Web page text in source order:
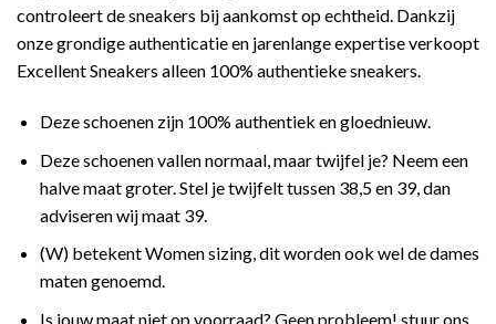
controleert de sneakers bij aankomst op echtheid. Dankzij
onze grondige authenticatie en jarenlange expertise verkoopt
Excellent Sneakers alleen 100% authentieke sneakers.
Deze schoenen zijn 100% authentiek en gloednieuw.
Deze schoenen vallen normaal, maar twijfel je? Neem een
halve maat groter. Stel je twijfelt tussen 38,5 en 39, dan
adviseren wij maat 39.
(W) betekent Women sizing, dit worden ook wel de dames
maten genoemd.
Is jouw maat niet op voorraad? Geen probleem! stuur ons